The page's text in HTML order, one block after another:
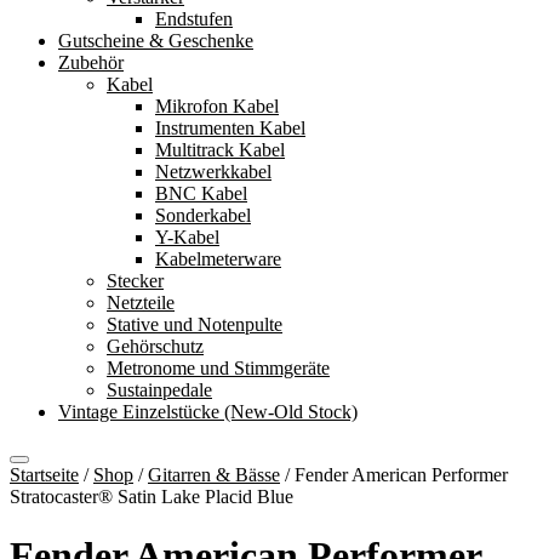
Endstufen
Gutscheine & Geschenke
Zubehör
Kabel
Mikrofon Kabel
Instrumenten Kabel
Multitrack Kabel
Netzwerkkabel
BNC Kabel
Sonderkabel
Y-Kabel
Kabelmeterware
Stecker
Netzteile
Stative und Notenpulte
Gehörschutz
Metronome und Stimmgeräte
Sustainpedale
Vintage Einzelstücke (New-Old Stock)
Startseite / Shop /Gitarren & Bässe /Fender American Performer
Stratocaster® Satin Lake Placid Blue